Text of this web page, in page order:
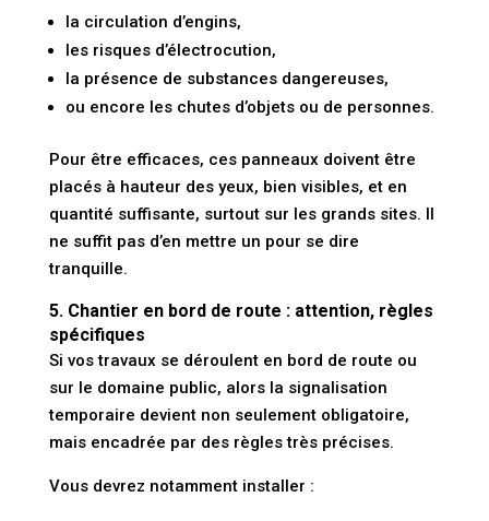
la circulation d’engins,
les risques d’électrocution,
la présence de substances dangereuses,
ou encore les chutes d’objets ou de personnes.
Pour être efficaces, ces panneaux doivent être
placés à hauteur des yeux, bien visibles, et en
quantité suffisante, surtout sur les grands sites. Il
ne suffit pas d’en mettre un pour se dire
tranquille.
5. Chantier en bord de route : attention, règles
spécifiques
Si vos travaux se déroulent en bord de route ou
sur le domaine public, alors la signalisation
temporaire devient non seulement obligatoire,
mais encadrée par des règles très précises.
Vous devrez notamment installer :